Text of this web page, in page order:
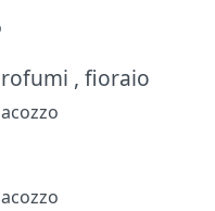
, fioraio